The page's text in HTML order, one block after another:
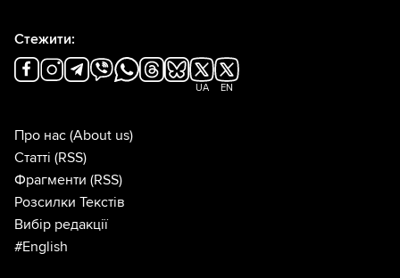
Стежити:
UA EN
Про нас (About us)
Статті (RSS)
Фрагменти (RSS)
Розсилки Текстів
Вибір редакції
#English